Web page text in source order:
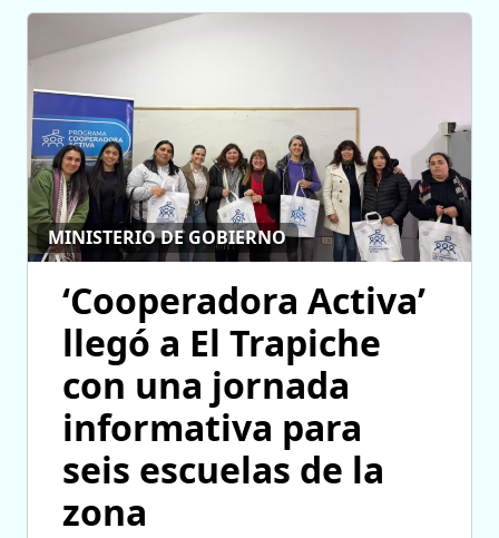
MINISTERIO DE GOBIERNO
‘Cooperadora Activa’
llegó a El Trapiche
con una jornada
informativa para
seis escuelas de la
zona